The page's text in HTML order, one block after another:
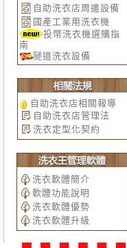
自助洗衣店周邊設備
國產工業用洗衣機
投幣洗衣機選購指
南
隧道洗衣設備
自助洗衣店相關報導
自助洗衣店管理法
洗衣定型化契約
洗衣軟體簡介
軟體功能說明
洗衣軟體優勢
洗衣軟體升級